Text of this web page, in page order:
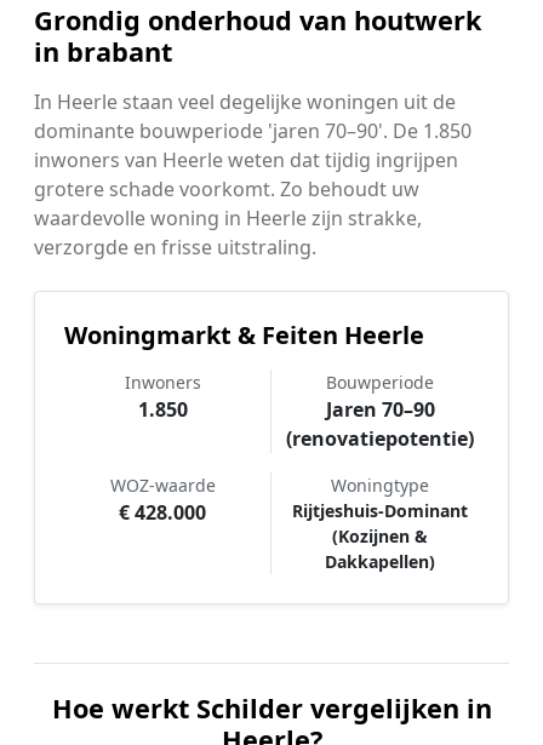
Grondig onderhoud van houtwerk
in brabant
In Heerle staan veel degelijke woningen uit de
dominante bouwperiode 'jaren 70–90'. De 1.850
inwoners van Heerle weten dat tijdig ingrijpen
grotere schade voorkomt. Zo behoudt uw
waardevolle woning in Heerle zijn strakke,
verzorgde en frisse uitstraling.
Woningmarkt & Feiten Heerle
Inwoners
1.850
Bouwperiode
Jaren 70–90
(renovatiepotentie)
WOZ-waarde
€ 428.000
Woningtype
Rijtjeshuis-Dominant
(Kozijnen &
Dakkapellen)
Hoe werkt Schilder vergelijken in